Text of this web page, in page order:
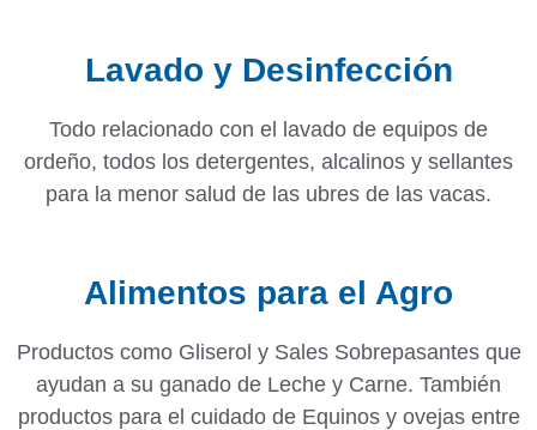
Lavado y Desinfección
Todo relacionado con el lavado de equipos de
ordeño, todos los detergentes, alcalinos y sellantes
para la menor salud de las ubres de las vacas.
Alimentos para el Agro
Productos como Gliserol y Sales Sobrepasantes que
ayudan a su ganado de Leche y Carne. También
productos para el cuidado de Equinos y ovejas entre